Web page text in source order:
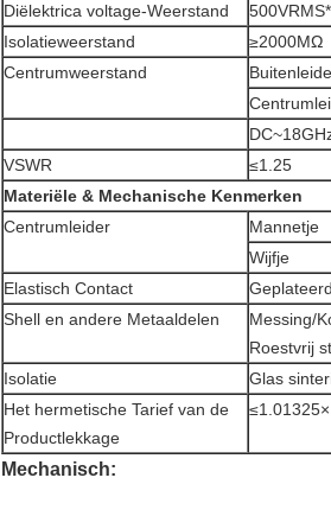
Diëlektrica voltage-Weerstand
500VRMS*
Isolatieweerstand
≥2000MΩ
Centrumweerstand
VSWR
≤1.25
Materiële & Mechanische Kenmerken
Centrumleider
Mannetje
Wijfje
Elastisch Contact
Shell en andere Metaaldelen
Messing/
Roestvrij
Isolatie
Glas
Het hermetische Tarief van de
Productlekkage
Mechanisch: